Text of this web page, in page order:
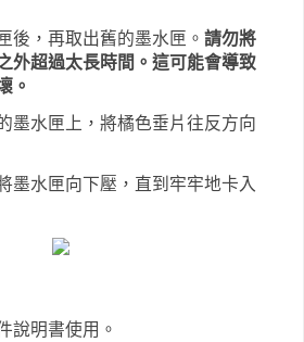
後，再取出舊的墨水匣。 請勿將
外超過太長時間。這可能會導致
。
墨水匣上，將橘色垂片往反方向
墨水匣向下壓，直到牢牢地卡入
說明書使用。